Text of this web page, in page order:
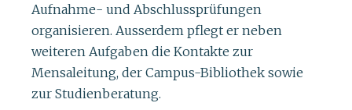
Aufnahme- und Abschlussprüfungen
organisieren. Ausserdem pflegt er neben
weiteren Aufgaben die Kontakte zur
Mensaleitung, der Campus-Bibliothek sowie
zur Studienberatung.